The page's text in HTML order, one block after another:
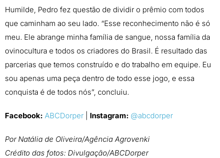
Humilde, Pedro fez questão de dividir o prêmio com todos
que caminham ao seu lado. “Esse reconhecimento não é só
meu. Ele abrange minha família de sangue, nossa família da
ovinocultura e todos os criadores do Brasil. É resultado das
parcerias que temos construído e do trabalho em equipe. Eu
sou apenas uma peça dentro de todo esse jogo, e essa
conquista é de todos nós”, concluiu.
Facebook: ABCDorper Instagram: @abcdorper
Por Natália de Oliveira/Agência Agrovenki
Crédito das fotos: Divulgação/ABCDorper